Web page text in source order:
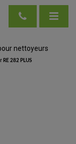
nettoyeurs
RE 282 PLUS